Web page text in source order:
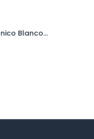
al carrito
Caja Porcelánico Blanco Natural 120*120 (1,44 m2)